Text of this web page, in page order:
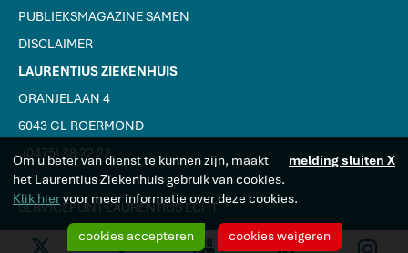
PUBLIEKSMAGAZINE SAMEN
DISCLAIMER
LAURENTIUS ZIEKENHUIS
ORANJELAAN 4
6043 GL ROERMOND
J(0475) 38 22 22
SERVICEPUNT LAURENTIUS ECHT
F L
melding sluiten X
Om u beter van dienst te kunnen zijn, maakt
het Laurentius Ziekenhuis gebruik van cookies.
Klik hiervoor meer informatie over deze cookies.
cookies accepteren cookies weigeren